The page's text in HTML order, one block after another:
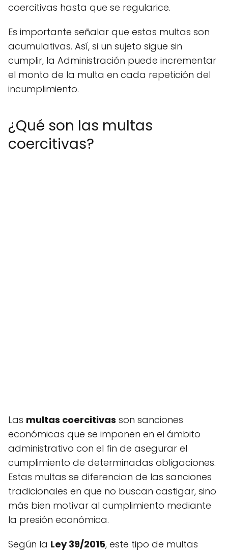
coercitivas hasta que se regularice.
Es importante señalar que estas multas son
acumulativas. Así, si un sujeto sigue sin
cumplir, la Administración puede incrementar
el monto de la multa en cada repetición del
incumplimiento.
¿Qué son las multas
coercitivas?
Las multas coercitivas son sanciones
económicas que se imponen en el ámbito
administrativo con el fin de asegurar el
cumplimiento de determinadas obligaciones.
Estas multas se diferencian de las sanciones
tradicionales en que no buscan castigar, sino
más bien motivar al cumplimiento mediante
la presión económica.
Según la Ley 39/2015, este tipo de multas